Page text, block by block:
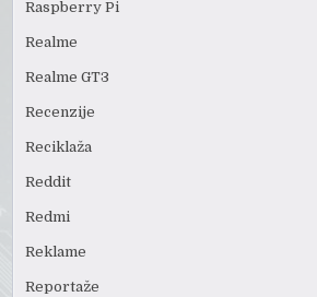
Raspberry Pi
Realme
Realme GT3
Recenzije
Reciklaža
Reddit
Redmi
Reklame
Reportaže